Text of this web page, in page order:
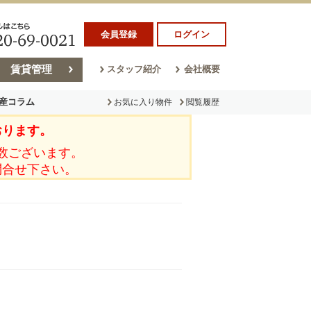
会員登録 ログイン
賃貸管理 スタッフ紹介 会社概要
コラム
ム
お気に入り物件 閲覧履歴
ます。
ざいます。
せ下さい。